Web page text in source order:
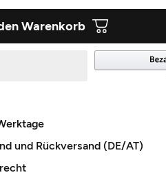
Warenkorb
und Rückversand (DE/AT)